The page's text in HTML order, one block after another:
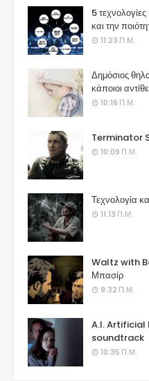
5
και την
11:23 Π.Μ.
Δημόσιος
κάποιοι
10:16 Π.Μ.
Terminator
10:09 Π.Μ.
Τεχνολογία
11:13 Π.Μ.
Waltz with
Μπασίρ
9:32 Π.Μ.
A.I.
soundtrack
10:35 Π.Μ.